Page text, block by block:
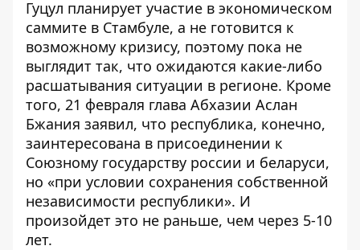
Гуцул планирует участие в экономическом
саммите в Стамбуле, а не готовится к
возможному кризису, поэтому пока не
выглядит так, что ожидаются какие-либо
расшатывания ситуации в регионе. Кроме
того, 21 февраля глава Абхазии Аслан
Бжания заявил, что республика, конечно,
заинтересована в присоединении к
Союзному государству россии и беларуси,
но «при условии сохранения собственной
независимости республики». И
произойдет это не раньше, чем через 5-10
лет.